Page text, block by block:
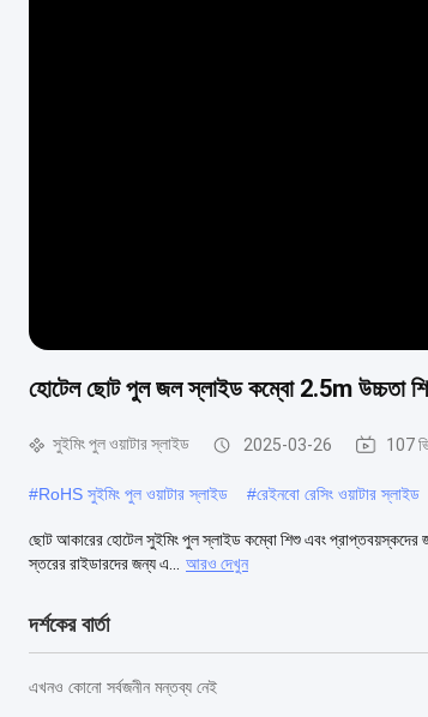
হোটেল ছোট পুল জল স্লাইড কম্বো 2.5m উচ্চতা
সুইমিং পুল ওয়াটার স্লাইড 2025-03-26 107
#RoHS সুইমিং পুল ওয়াটার স্লাইড #রেইনবো রেসিং ওয়াটার স্লাইড
ছোট আকারের হোটেল সুইমিং পুল স্লাইড কম্বো শিশু এবং প্রাপ্তবয়স্কদের
স্তরের রাইডারদের জন্য এ...
আরও দেখুন
দর্শকের বার্তা
এখনও কোনো সর্বজনীন মন্তব্য নেই